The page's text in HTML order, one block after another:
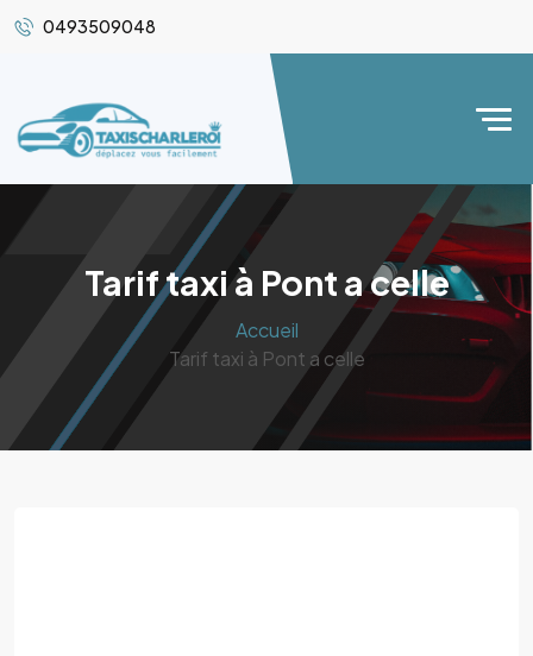
0493509048
Tarif taxi à Pont a celle
Accueil
Tarif taxi à Pont a celle